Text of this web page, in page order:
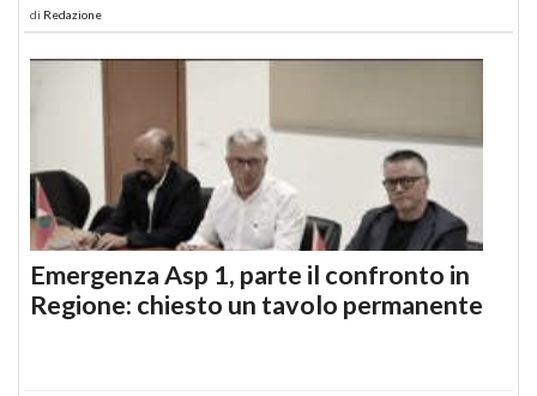
di Redazione
Emergenza Asp 1, parte il confronto in
Regione: chiesto un tavolo permanente